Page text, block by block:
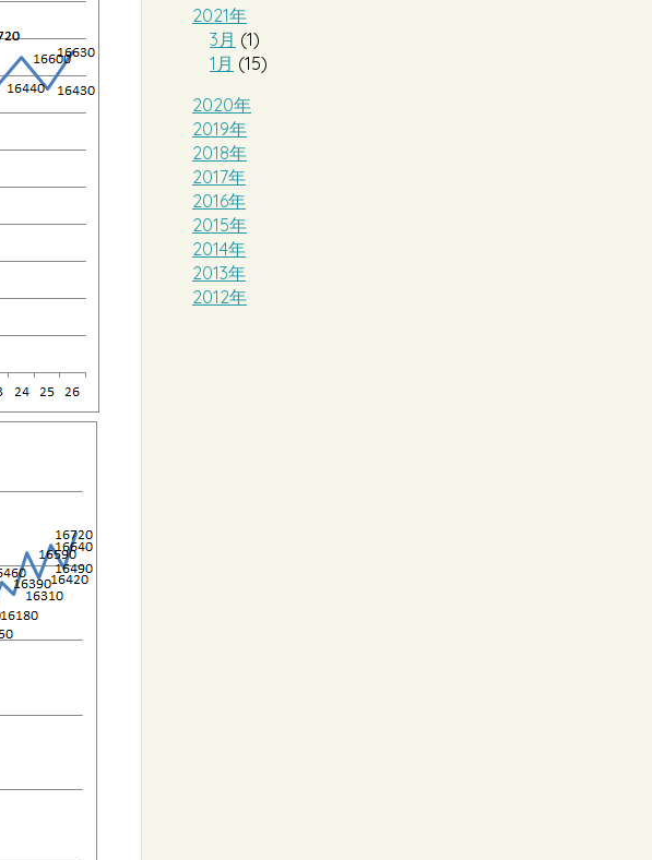
2021年
3月 (1)
1月 (15)
2020年
2019年
2018年
2017年
2016年
2015年
2014年
2013年
2012年